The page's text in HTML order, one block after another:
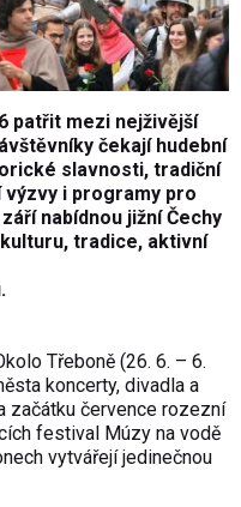
patřit mezi nejživější
čekají hudební
slavnosti, tradiční
i programy pro
nabídnou jižní Čechy
tradice, aktivní
Třeboně (26. 6. – 6.
koncerty, divadla a
začátku července rozezní
festival Múzy na vodě
vytvářejí jedinečnou